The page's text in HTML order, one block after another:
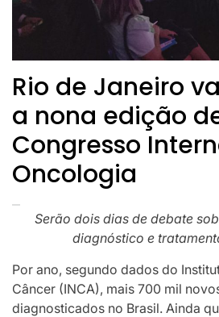
Rio de Janeiro
a nona edição
Congresso
Oncologia
Serão dois dias de debate
diagnóstico e
Por ano, segundo dados do
Câncer (INCA), mais 700 mil
diagnosticados no Brasil. Ainda